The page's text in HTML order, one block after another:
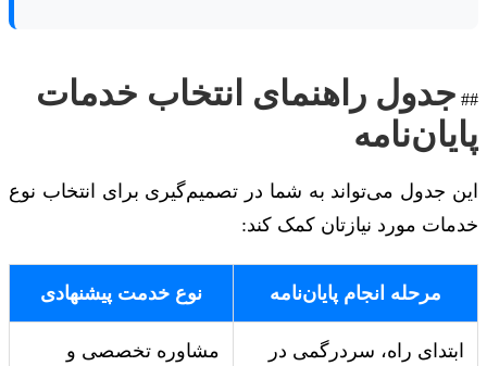
## جدول راهنمای انتخاب خدمات
پایان‌نامه
این جدول می‌تواند به شما در تصمیم‌گیری برای انتخاب نوع
خدمات مورد نیازتان کمک کند:
مرحله انجام پایان‌نامه نوع خدمت پیشنهادی
ابتدای راه، سردرگمی در
مشاوره تخصصی و